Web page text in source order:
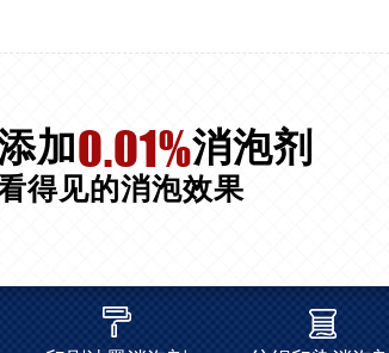
加0.01%消泡剂
得见的消泡效果